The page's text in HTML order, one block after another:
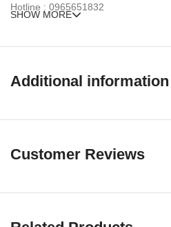
Hotline : 0965651832
SHOW MORE
Additional information
Customer Reviews